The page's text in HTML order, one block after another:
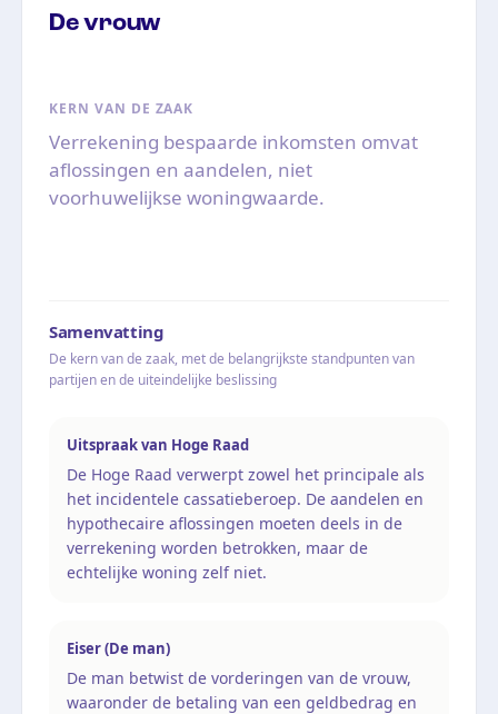
De vrouw
KERN VAN DE ZAAK
Verrekening bespaarde inkomsten omvat
aflossingen en aandelen, niet
voorhuwelijkse woningwaarde.
Samenvatting
De kern van de zaak, met de belangrijkste standpunten van
partijen en de uiteindelijke beslissing
Uitspraak van Hoge Raad
De Hoge Raad verwerpt zowel het principale als
het incidentele cassatieberoep. De aandelen en
hypothecaire aflossingen moeten deels in de
verrekening worden betrokken, maar de
echtelijke woning zelf niet.
Eiser (De man)
De man betwist de vorderingen van de vrouw,
waaronder de betaling van een geldbedrag en